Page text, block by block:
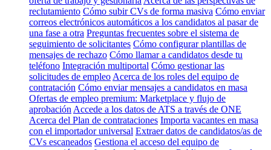
reclutamiento Cómo subir CVs de forma masiva Cómo enviar
correos electrónicos automáticos a los candidatos al pasar de
una fase a otra Preguntas frecuentes sobre el sistema de
seguimiento de solicitantes Cómo configurar plantillas de
mensajes de rechazo Cómo llamar a candidatos desde tu
teléfono Integración multiportal Cómo gestionar las
solicitudes de empleo Acerca de los roles del equipo de
contratación Cómo enviar mensajes a candidatos en masa
Ofertas de empleo premium: Marketplace y flujo de
aprobación Accede a los datos de ATS a través de ONE
Acerca del Plan de contrataciones Importa vacantes en masa
con el importador universal Extraer datos de candidatos/as de
CVs escaneados Gestiona el acceso del equipo de